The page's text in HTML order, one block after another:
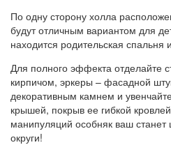
По одну сторону холла
будут отличным вариантом для
находится родительская
Для полного эффекта отделайте
кирпичом, эркеры – фасадной
декоративным камнем и
крышей, покрыв ее гибкой
манипуляций особняк ваш
округи!